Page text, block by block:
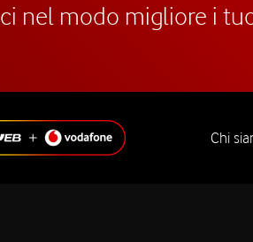
nel modo migliore i
Chi